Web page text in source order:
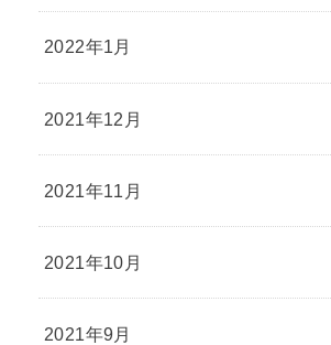
2022年1月
2021年12月
2021年11月
2021年10月
2021年9月